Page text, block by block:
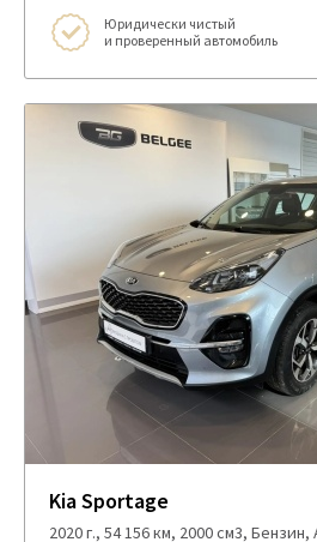
Юридически чистый
и проверенный автомобиль
Kia Sportage
2020 г., 54 156 км, 2000 см3,